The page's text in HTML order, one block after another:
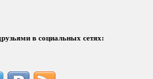
в социальных сетях: